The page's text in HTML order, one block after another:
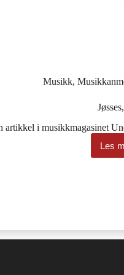
Musikk,
artikkel i musikkmagasinet
Les